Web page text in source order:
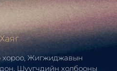
Хаяг
хороо, Жигжиджавын
Шүүгчдийн холбооны